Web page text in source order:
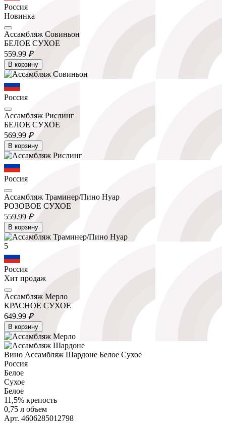
Россия
Новинка
Ассамбляж Совиньон
БЕЛОЕ СУХОЕ
559.99 ₽
В корзину
Россия
Ассамбляж Рислинг
БЕЛОЕ СУХОЕ
569.99 ₽
В корзину
Россия
Ассамбляж Траминер/Пино Нуар
РОЗОВОЕ СУХОЕ
559.99 ₽
В корзину
5
Россия
Хит продаж
Ассамбляж Мерло
КРАСНОЕ СУХОЕ
649.99 ₽
В корзину
Вино Ассамбляж Шардоне Белое Сухое
Россия
Белое
Сухое
Белое
11,5% крепость
0,75 л объем
Арт. 4606285012798